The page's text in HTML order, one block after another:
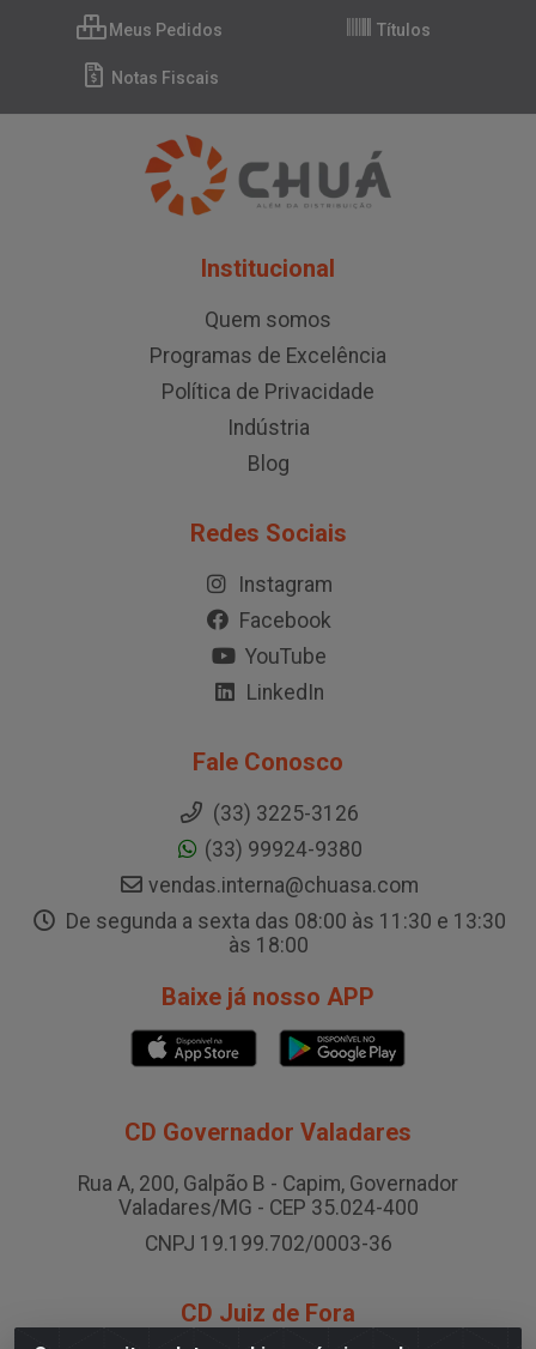
Meus Pedidos Títulos
Notas Fiscais
Institucional
Quem somos
Programas de Excelência
Política de Privacidade
Indústria
Blog
Redes Sociais
Instagram
Facebook
YouTube
LinkedIn
Fale Conosco
(33) 3225-3126
(33) 99924-9380
vendas.interna@chuasa.com
De segunda a sexta das 08:00 às 11:30 e 13:30
às 18:00
Baixe já nosso APP
CD Governador Valadares
Rua A, 200, Galpão B - Capim, Governador
Valadares/MG - CEP 35.024-400
CNPJ 19.199.702/0003-36
CD Juiz de Fora